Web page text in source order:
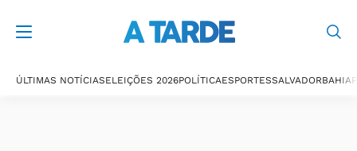
ÚLTIMAS NOTÍCIASELEIÇÕES 2026POLÍTICAESPORTESSALVADORBAHIA